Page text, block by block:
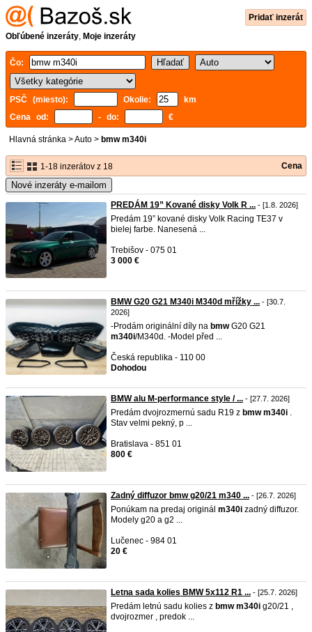
Pridať inzerát
Obľúbené inzeráty, Moje inzeráty
Čo:
PSČ (miesto): Okolie:
km
Cena od:
- do: €
Hlavná stránka >Auto > bmw m340i
1-18 inzerátov z 18 Cena
Nové inzeráty e-mailom
PREDÁM 19” Kované disky Volk R ... - [1.8. 2026]
Predám 19” kované disky Volk Racing TE37 v
bielej farbe. Nanesená ...
Trebišov - 075 01
3 000 €
BMW G20 G21 M340i M340d mřížky ... - [30.7.
2026]
-Prodám originální díly na bmwG20 G21
m340i/M340d. -Model před ...
Česká republika - 110 00
Dohodou
BMW alu M-performance style / ... - [27.7. 2026]
Predám dvojrozmernú sadu R19 z bmw m340i .
Stav velmi pekný, p ...
Bratislava - 851 01
800 €
Zadný diffuzor bmw g20/21 m340 ... - [26.7. 2026]
Ponúkam na predaj originál m340i zadný diffuzor.
Modely g20 a g2 ...
Lučenec - 984 01
20 €
Letna sada kolies BMW 5x112 R1 ... - [25.7. 2026]
Predám letnú sadu kolies z bmw m340i g20/21 ,
dvojrozmer , predok ...